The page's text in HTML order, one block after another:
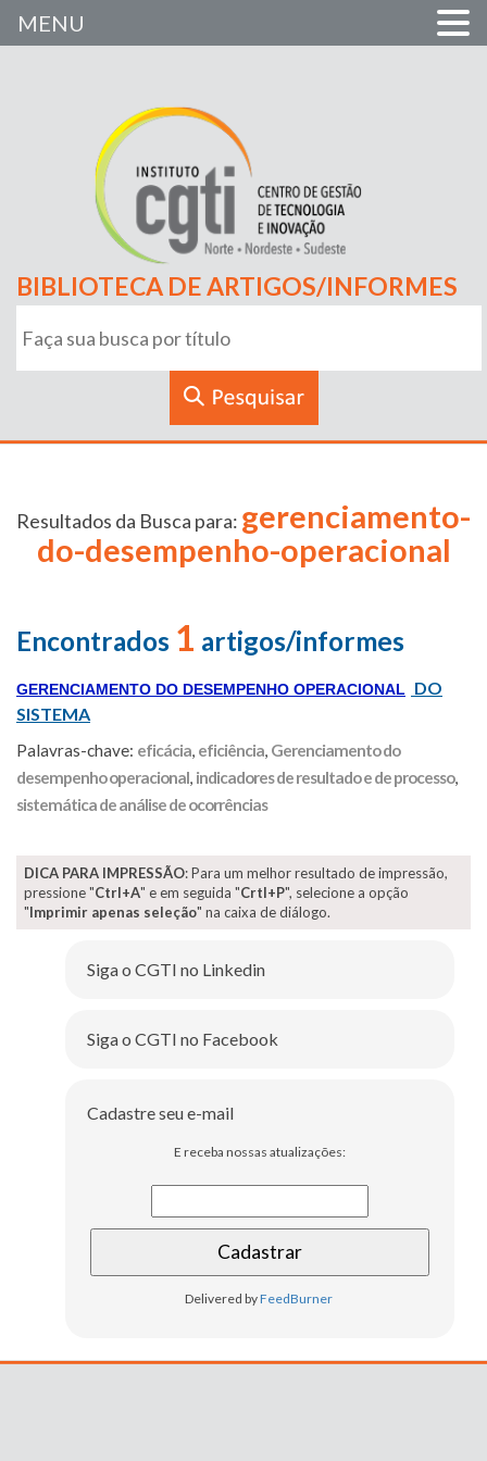
BIBLIOTECA DE ARTIGOS/INFORMES
Resultados da Busca para: gerenciamento-
do-desempenho-operacional
Encontrados 1 artigos/informes
GERENCIAMENTO DO DESEMPENHO OPERACIONAL
DO
SISTEMA
Palavras-chave: eficácia, eficiência, Gerenciamento do
desempenho operacional, indicadores de resultado e de processo,
sistemática de análise de ocorrências
DICA PARA IMPRESSÃO: Para um melhor resultado de impressão,
pressione "Ctrl+A" e em seguida "Crtl+P", selecione a opção
"Imprimir apenas seleção" na caixa de diálogo.
Siga o CGTI no Linkedin
Siga o CGTI no Facebook
Cadastre seu e-mail
E receba nossas atualizações:
Delivered byFeedBurner
MENU